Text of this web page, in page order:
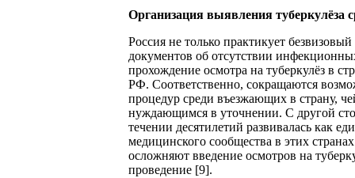
Организация выявления туберкулёза
Россия не только практикует
документов об отсутствии
прохождение осмотра на туберкулёз в
РФ. Соответственно, сокращаются
процедур среди въезжающих в страну,
нуждающимся в уточнении. С другой
течении десятилетий развивалась как
медицинского сообщества в этих
осложняют введение осмотров на
проведение [9].